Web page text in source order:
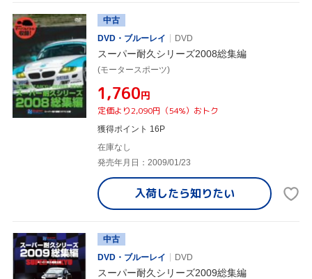
中古
DVD・ブルーレイ
DVD
スーパー耐久シリーズ2008総集編
(モータースポーツ)
¥1,760円
定価より2,090円（54%）おトク
獲得ポイント 16P
在庫なし
発売年月日：2009/01/23
入荷したら知りたい
中古
DVD・ブルーレイ
DVD
スーパー耐久シリーズ2009総集編